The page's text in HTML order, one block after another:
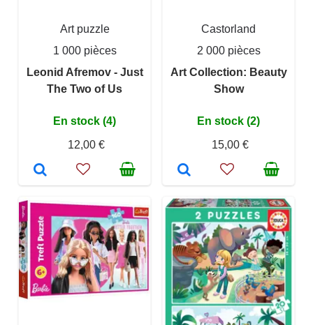
Art puzzle
1 000 pièces
Leonid Afremov - Just
The Two of Us
En stock (4)
12,00 €
Castorland
2 000 pièces
Art Collection: Beauty
Show
En stock (2)
15,00 €